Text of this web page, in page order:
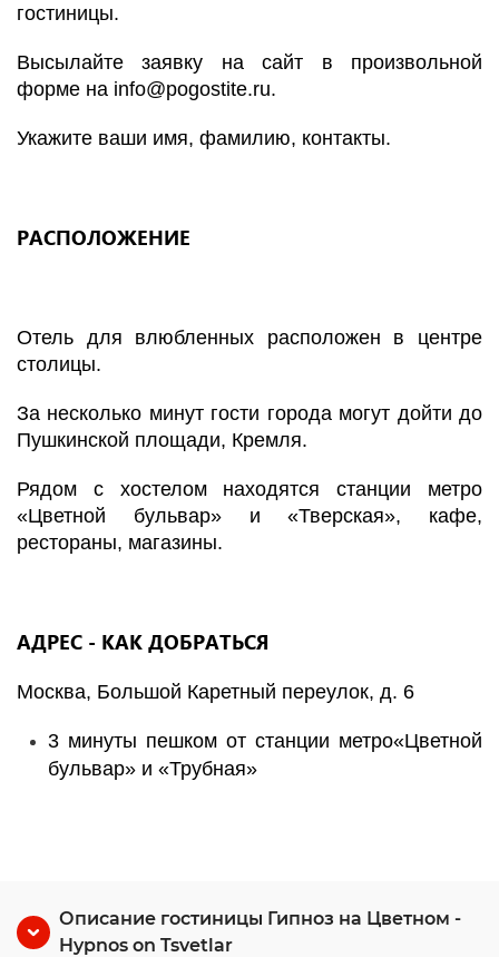
гостиницы.
Высылайте заявку на сайт в произвольной
форме на info@pogostite.ru.
Укажите ваши имя, фамилию, контакты.
РАСПОЛОЖЕНИЕ
Отель для влюбленных расположен в центре
столицы.
За несколько минут гости города могут дойти до
Пушкинской площади, Кремля.
Рядом с хостелом находятся станции метро
«Цветной бульвар» и «Тверская», кафе,
рестораны, магазины.
АДРЕС - КАК ДОБРАТЬСЯ
Москва, Большой Каретный переулок, д. 6
3 минуты пешком от станции метро«Цветной
бульвар» и «Трубная»
Описание гостиницы Гипноз на Цветном -
Hypnos on Tsvetlar